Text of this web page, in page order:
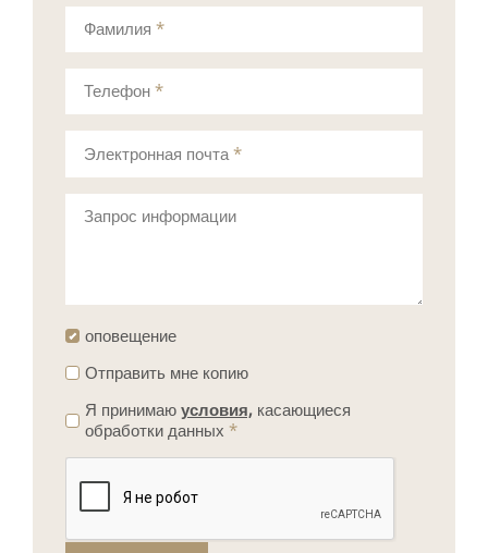
Телефон *
Запрос информации
Фамилия *
Электронная почта *
оповещение
Отправить мне копию
Я принимаю условия, касающиеся
обработки данных *